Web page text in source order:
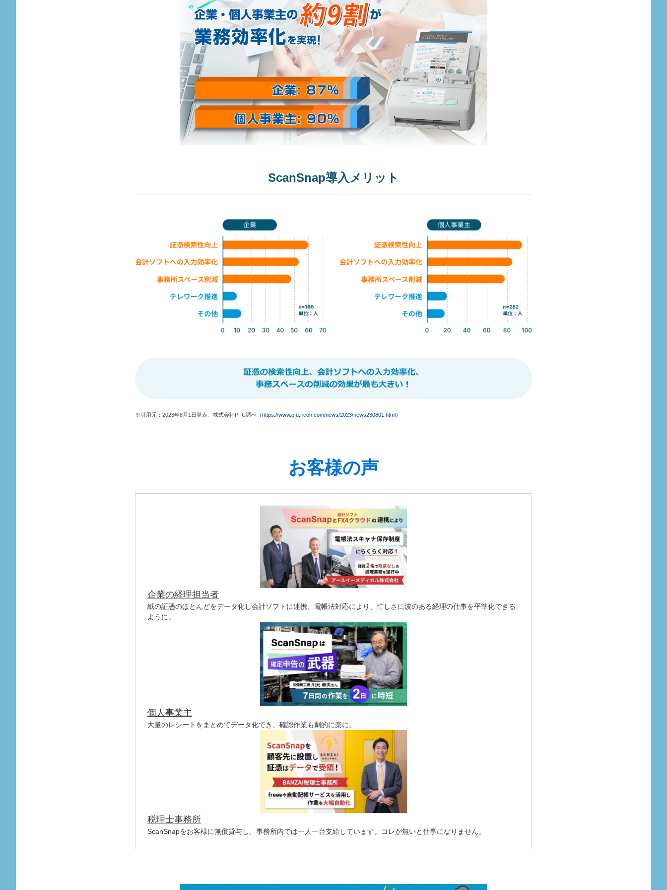
ScanSnap導入メリット
※引用元：2023年8月1日発表、株式会社PFU調べ（https://www.pfu.ricoh.com/news/2023/news230801.html）
お客様の声
企業の経理担当者
紙の証憑のほとんどをデータ化し会計ソフトに連携。電帳法対応により、忙しさに波のある経理の仕事を平準化できる
ように。
個人事業主
大量のレシートをまとめてデータ化でき、確認作業も劇的に楽に。
税理士事務所
ScanSnapをお客様に無償貸与し、事務所内では一人一台支給しています。コレが無いと仕事になりません。